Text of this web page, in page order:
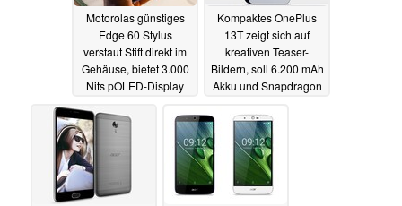
Motorolas günstiges
Edge 60 Stylus
verstaut Stift direkt im
Gehäuse, bietet 3.000
Nits pOLED-Display
Kompaktes OnePlus
13T zeigt sich auf
kreativen Teaser-
Bildern, soll 6.200 mAh
Akku und Snapdragon